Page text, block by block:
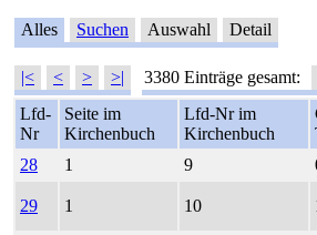
Alles Suchen Auswahl Detail
|< < > >| 3380 Einträge gesamt:
Lfd-
Nr
Seite im
Kirchenbuch
Lfd-Nr im
Kirchenbuch
28
1 9
29 1 10